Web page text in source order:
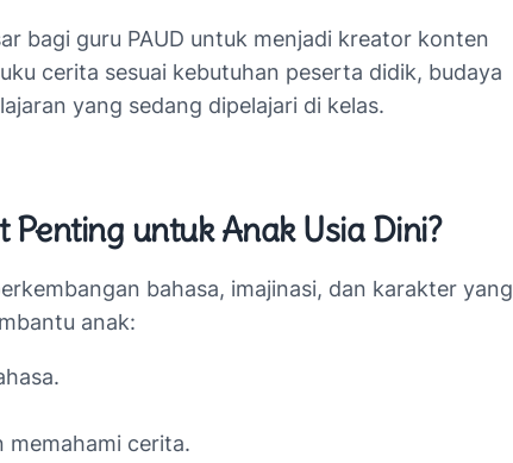
bagi guru PAUD untuk menjadi kreator konten
cerita sesuai kebutuhan peserta didik, budaya
yang sedang dipelajari di kelas.
untuk Anak Usia Dini?
bahasa, imajinasi, dan karakter yang
anak:
memahami cerita.